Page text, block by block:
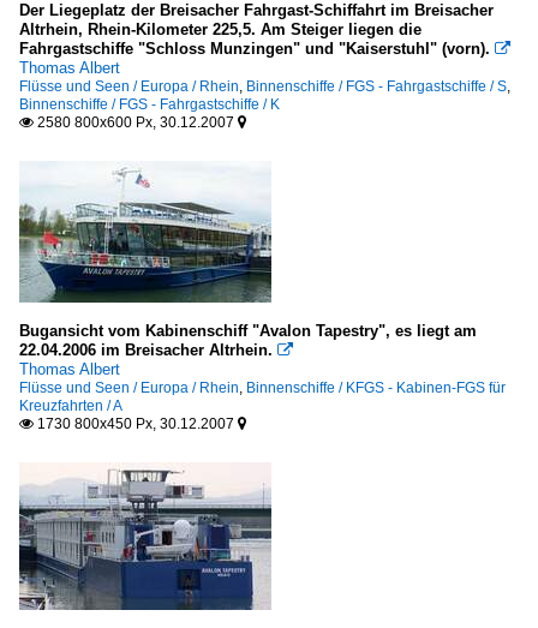
Der Liegeplatz der Breisacher Fahrgast-Schiffahrt im Breisacher
Altrhein, Rhein-Kilometer 225,5. Am Steiger liegen die
Fahrgastschiffe "Schloss Munzingen" und "Kaiserstuhl" (vorn). 
Thomas Albert
Flüsse und Seen / Europa / Rhein, Binnenschiffe / FGS - Fahrgastschiffe / S,
Binnenschiffe / FGS - Fahrgastschiffe / K
 2580 800x600 Px, 30.12.2007 
Bugansicht vom Kabinenschiff "Avalon Tapestry", es liegt am
22.04.2006 im Breisacher Altrhein. 
Thomas Albert
Flüsse und Seen / Europa / Rhein, Binnenschiffe / KFGS - Kabinen-FGS für
Kreuzfahrten / A
 1730 800x450 Px, 30.12.2007 